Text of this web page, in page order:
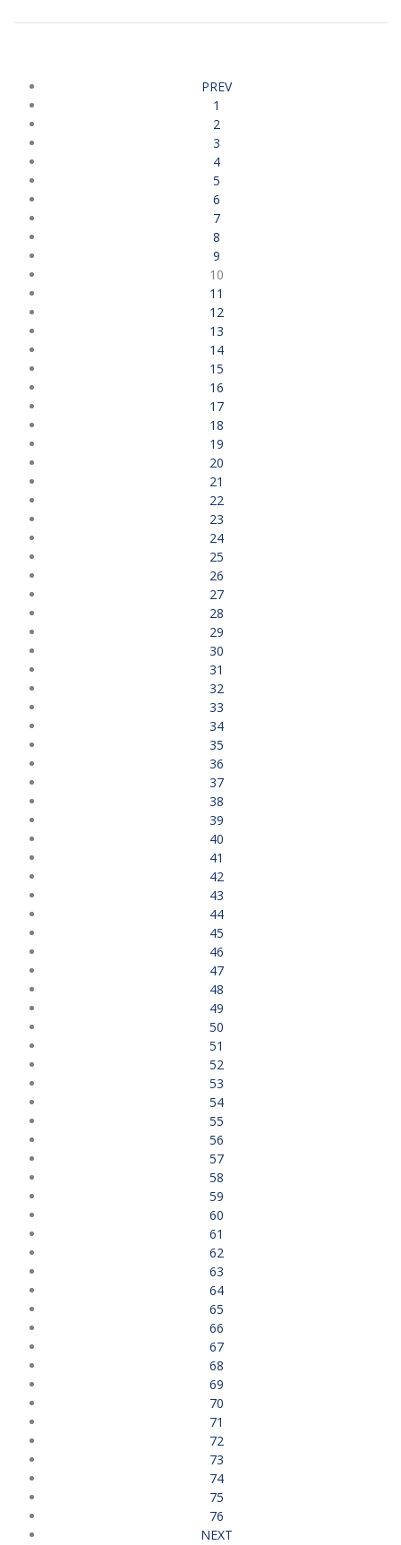
PREV
1
2
3
4
5
6
7
8
9
10
11
12
13
14
15
16
17
18
19
20
21
22
23
24
25
26
27
28
29
30
31
32
33
34
35
36
37
38
39
40
41
42
43
44
45
46
47
48
49
50
51
52
53
54
55
56
57
58
59
60
61
62
63
64
65
66
67
68
69
70
71
72
73
74
75
76
NEXT